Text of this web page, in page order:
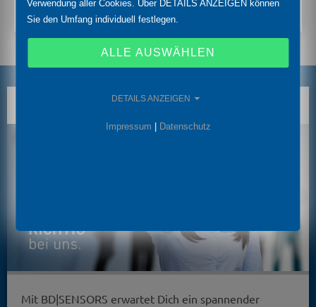
>> MEHR ERFAHREN
Mit BD|SENSORS erwartet Dich ein spannender
Verwendung aller Cookies. Über DETAILS ANZEIGEN können
Sie den Umfang individuell festlegen.
ALLE AUSWÄHLEN
DETAILS ANZEIGEN
Impressum | Datenschutz